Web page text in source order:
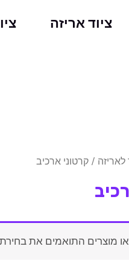
ציוד אריזה
לאריזה / קרטוני ארכיב
מוצרים התואמים את